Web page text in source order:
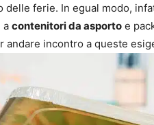
delle ferie. In egual modo,
a contenitori da asporto e
andare incontro a queste